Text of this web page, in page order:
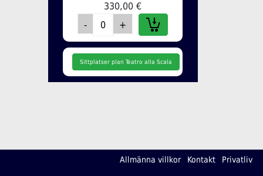
330,00 €
Sittplatser plan Teatro alla Scala
Allmänna villkor Kontakt Privatliv